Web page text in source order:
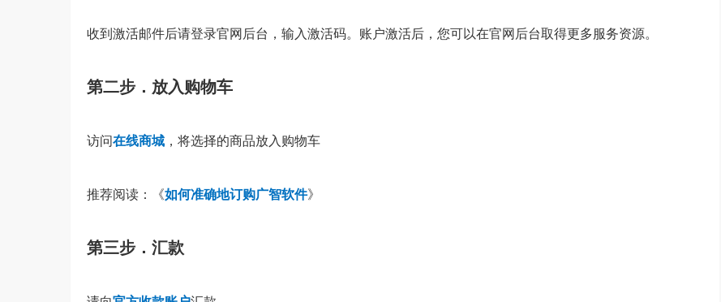
收到激活邮件后请登录官网后台，输入激活码。账户激活后，您可以在官网后台取得更多服务资源。
第二步．放入购物车
访问在线商城 ， 将选择的商品放入购物车
推荐阅读：《如何准确地订购广智软件》
第三步．汇款